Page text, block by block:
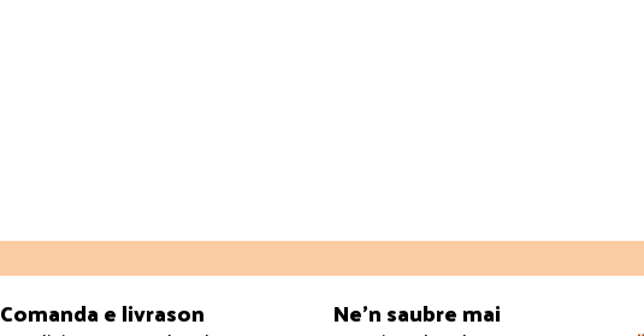
Comanda e livrason Ne’n saubre mai